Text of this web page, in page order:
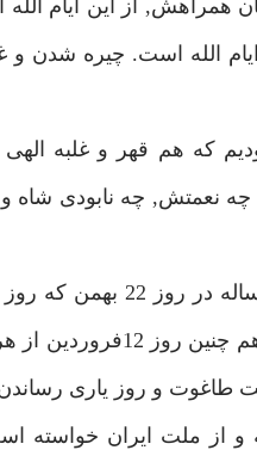
از اين ايام الله
الله است. چيره شدن و
كه هم قهر و غلبه
نعمتش, چه نابودى
يادآورى كردن مردم به ايام
راهپيمايى و سخنرانى, آن روز
و روز يارى
و از ملت ايران